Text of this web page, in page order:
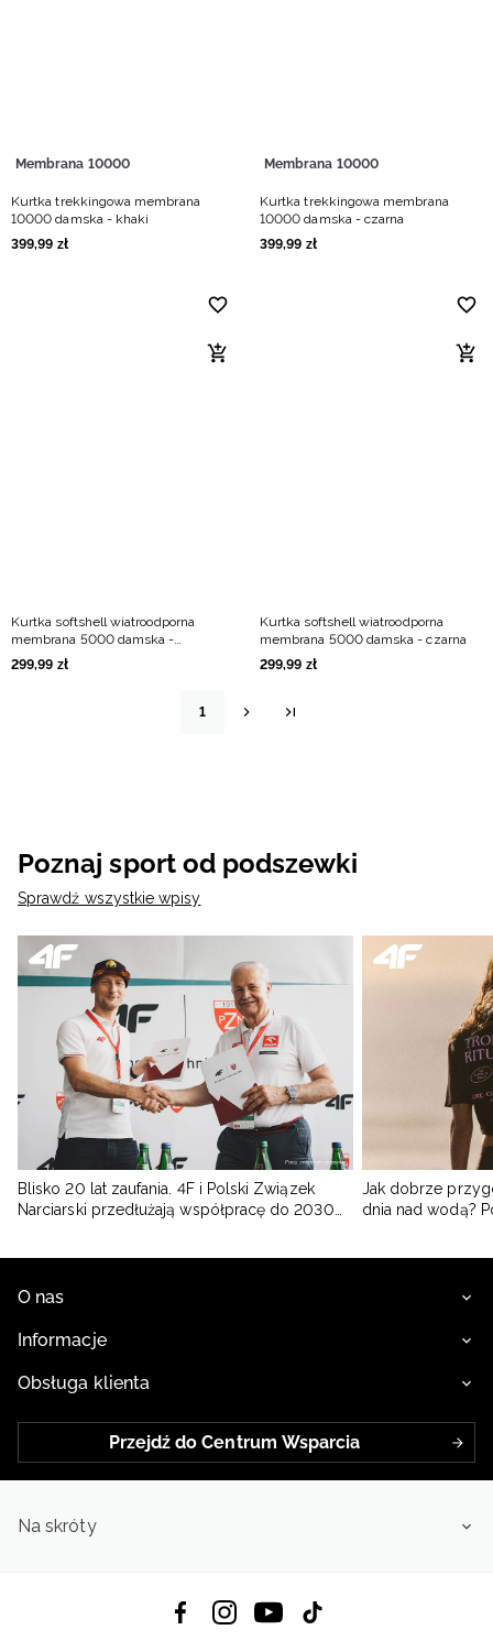
Membrana 10000
Kurtka trekkingowa membrana
10000 damska - khaki
399,99 zł
Membrana 10000
Kurtka trekkingowa membrana
10000 damska - czarna
399,99 zł
Kurtka softshell wiatroodporna
membrana 5000 damska -
kremowa
299,99 zł
Kurtka softshell wiatroodporna
membrana 5000 damska - czarna
299,99 zł
1
Poznaj sport od podszewki
Sprawdź wszystkie wpisy
Blisko 20 lat zaufania. 4F i Polski Związek
Narciarski przedłużają współpracę do 2030
Jak dobrze
dnia nad wodą?
O nas
Informacje
Obsługa klienta
Przejdź do Centrum Wsparcia
Na skróty